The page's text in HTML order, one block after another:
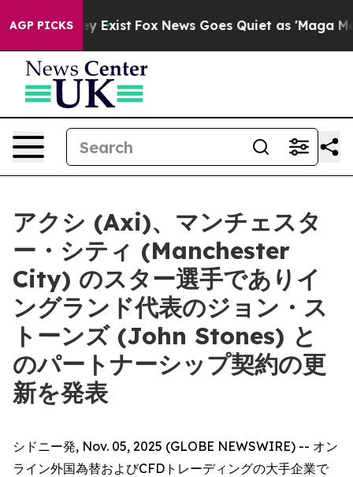
AGP PICKS
Proof They Exist Fox News Goes Quiet as 'Maga
アクシ (Axi)、マンチェスタ
ー・シティ (Manchester
City) のスター選手でありイ
ングランド代表のジョン・ス
トーンズ (John Stones) と
のパートナーシップ契約の更
新を発表
シドニー発, Nov. 05, 2025 (GLOBE NEWSWIRE) -- オン
ライン外国為替およびCFDトレーディングの大手企業で